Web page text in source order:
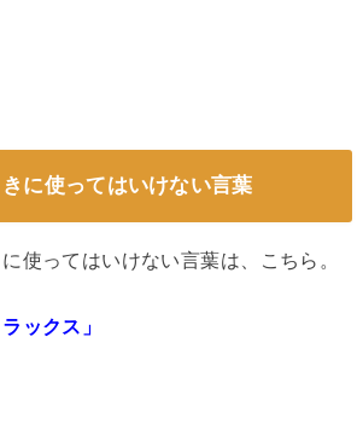
に使ってはいけない言葉
使ってはいけない言葉は、こちら。
ックス」